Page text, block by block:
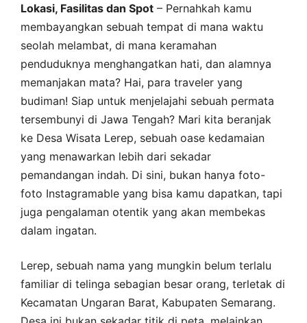
Lokasi, Fasilitas dan Spot – Pernahkah kamu
membayangkan sebuah tempat di mana waktu
seolah melambat, di mana keramahan
penduduknya menghangatkan hati, dan alamnya
memanjakan mata? Hai, para traveler yang
budiman! Siap untuk menjelajahi sebuah permata
tersembunyi di Jawa Tengah? Mari kita beranjak
ke Desa Wisata Lerep, sebuah oase kedamaian
yang menawarkan lebih dari sekadar
pemandangan indah. Di sini, bukan hanya foto-
foto Instagramable yang bisa kamu dapatkan, tapi
juga pengalaman otentik yang akan membekas
dalam ingatan.
Lerep, sebuah nama yang mungkin belum terlalu
familiar di telinga sebagian besar orang, terletak di
Kecamatan Ungaran Barat, Kabupaten Semarang.